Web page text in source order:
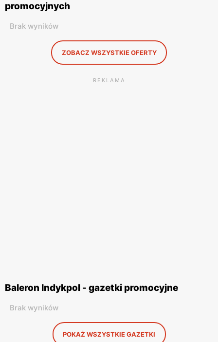
promocyjnych
Brak wyników
ZOBACZ WSZYSTKIE OFERTY
REKLAMA
Baleron Indykpol - gazetki promocyjne
Brak wyników
POKAŻ WSZYSTKIE GAZETKI